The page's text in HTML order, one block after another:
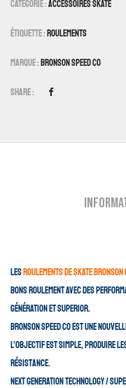
Catégorie :Accessoires Skate
Étiquette : Roulements
Marque : Bronson Speed Co
Share :
Les roulements de skate Bronson
bons roulement avec des
Génération et Superior.
Bronson Speed Co est une
l’objectif est simple, produire
résistance.
Next generation technology /